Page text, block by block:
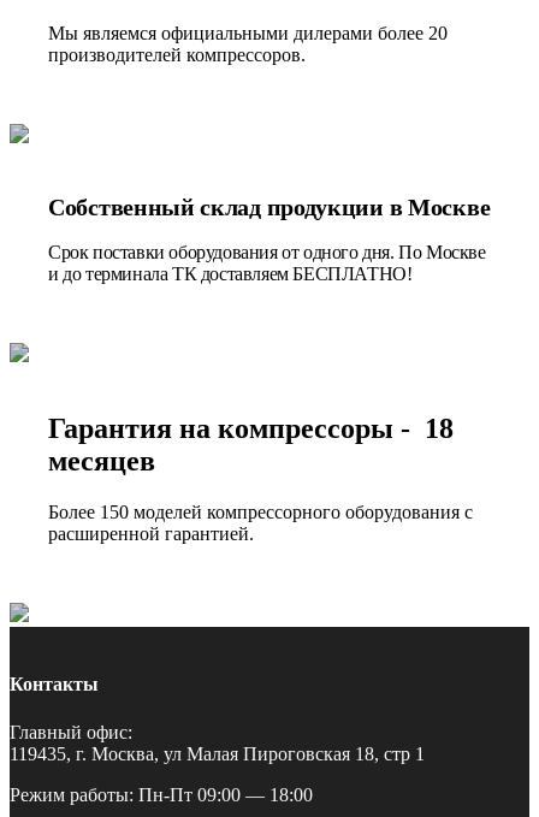
Мы являемся официальными дилерами более 20
производителей компрессоров.
Собственный склад продукции в Москве
Срок поставки оборудования от одного дня. По Москве
и до терминала ТК доставляем БЕСПЛАТНО!
Гарантия на компрессоры - 18
месяцев
Более 150 моделей компрессорного оборудования с
расширенной гарантией.
Контакты
Главный офис:
119435, г. Москва, ул Малая Пироговская 18, стр 1
Режим работы: Пн-Пт 09:00 — 18:00